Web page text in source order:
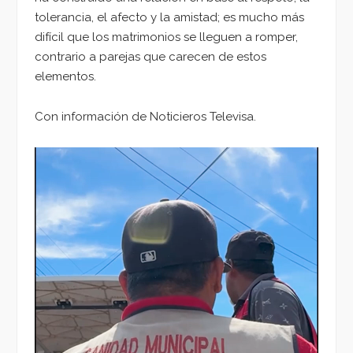
tolerancia, el afecto y la amistad; es mucho más
difícil que los matrimonios se lleguen a romper,
contrario a parejas que carecen de estos
elementos.
Con información de Noticieros Televisa.
Reproductor
vídeo